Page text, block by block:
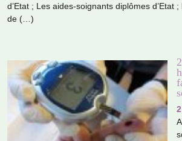
d’Etat ; Les aides-soi­gnants diplô­mes d’Etat
de (…)